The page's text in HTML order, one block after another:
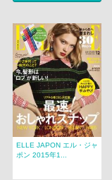
ELLE JAPON エル・ジャ
ポン 2015年1...